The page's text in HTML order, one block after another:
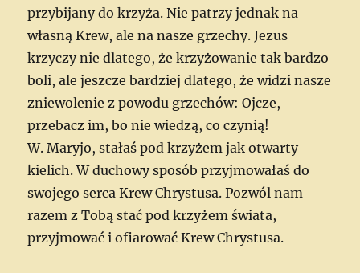
przybijany do krzyża. Nie patrzy jednak na
własną Krew, ale na nasze grzechy. Jezus
krzyczy nie dlatego, że krzyżowanie tak bardzo
boli, ale jeszcze bardziej dlatego, że widzi nasze
zniewolenie z powodu grzechów: Ojcze,
przebacz im, bo nie wiedzą, co czynią!
W. Maryjo, stałaś pod krzyżem jak otwarty
kielich. W duchowy sposób przyjmowałaś do
swojego serca Krew Chrystusa. Pozwól nam
razem z Tobą stać pod krzyżem świata,
przyjmować i ofiarować Krew Chrystusa.